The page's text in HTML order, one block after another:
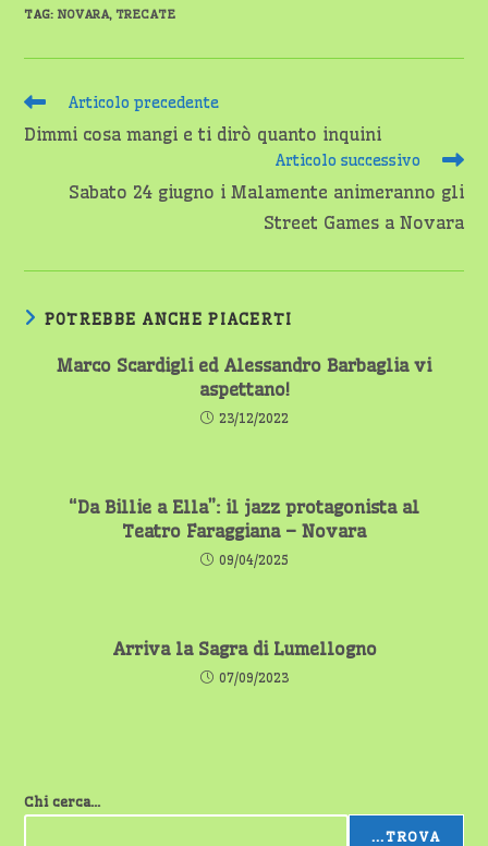
TAG:NOVARA, TRECATE
Leggi
articoli
Articolo precedente
Dimmi cosa mangi e ti dirò quanto inquini
Articolo successivo
Sabato 24 giugno i Malamente animeranno gli
Street Games a Novara
POTREBBE ANCHE PIACERTI
Marco Scardigli ed Alessandro Barbaglia vi
aspettano!
23/12/2022
“Da Billie a Ella”: il jazz protagonista al
Teatro Faraggiana – Novara
09/04/2025
Arriva la Sagra di Lumellogno
07/09/2023
Chi cerca...
...TROVA